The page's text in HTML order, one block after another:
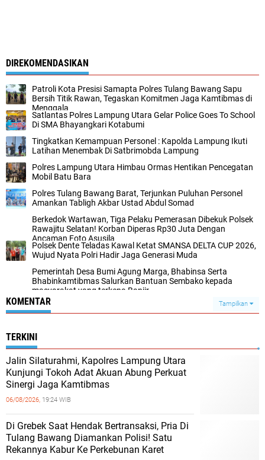
DIREKOMENDASIKAN
Patroli Kota Presisi Samapta Polres Tulang Bawang Sapu
Bersih Titik Rawan, Tegaskan Komitmen Jaga Kamtibmas di
Menggala
Satlantas Polres Lampung Utara Gelar Police Goes To School
Di SMA Bhayangkari Kotabumi
Tingkatkan Kemampuan Personel : Kapolda Lampung Ikuti
Latihan Menembak Di Satbrimobda Lampung
Polres Lampung Utara Himbau Ormas Hentikan Pencegatan
Mobil Batu Bara
Polres Tulang Bawang Barat, Terjunkan Puluhan Personel
Amankan Tabligh Akbar Ustad Abdul Somad
Berkedok Wartawan, Tiga Pelaku Pemerasan Dibekuk Polsek
Rawajitu Selatan! Korban Diperas Rp30 Juta Dengan
Ancaman Foto Asusila
Polsek Dente Teladas Kawal Ketat SMANSA DELTA CUP 2026,
Wujud Nyata Polri Hadir Jaga Generasi Muda
Pemerintah Desa Bumi Agung Marga, Bhabinsa Serta
Bhabinkamtibmas Salurkan Bantuan Sembako kepada
masyarakat yang terkena Banjir
KOMENTAR Tampilkan
TERKINI
Jalin Silaturahmi, Kapolres Lampung Utara
Kunjungi Tokoh Adat Akuan Abung Perkuat
Sinergi Jaga Kamtibmas
06/08/2026, 19:24 WIB
Di Grebek Saat Hendak Bertransaksi, Pria Di
Tulang Bawang Diamankan Polisi! Satu
Rekannya Kabur Ke Perkebunan Karet